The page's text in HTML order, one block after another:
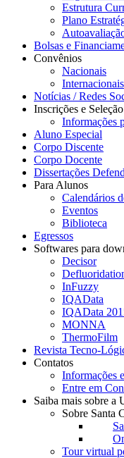
Estrutura
Plano
Bolsas e
Convênios
Nacionais
Internacionais
Notícias / Redes
Inscrições e Seleção
Informações
Aluno Especial
Corpo Discente
Corpo Docente
Dissertações
Para Alunos
Calendários
Eventos
Biblioteca
Egressos
Softwares para
Decisor
InFuzzy
IQAData
IQAData
MONNA
ThermoFilm
Revista Tecno-
Contatos
Informações
Entre em
Saiba mais sobre a
Sobre Santa
Tour virtual